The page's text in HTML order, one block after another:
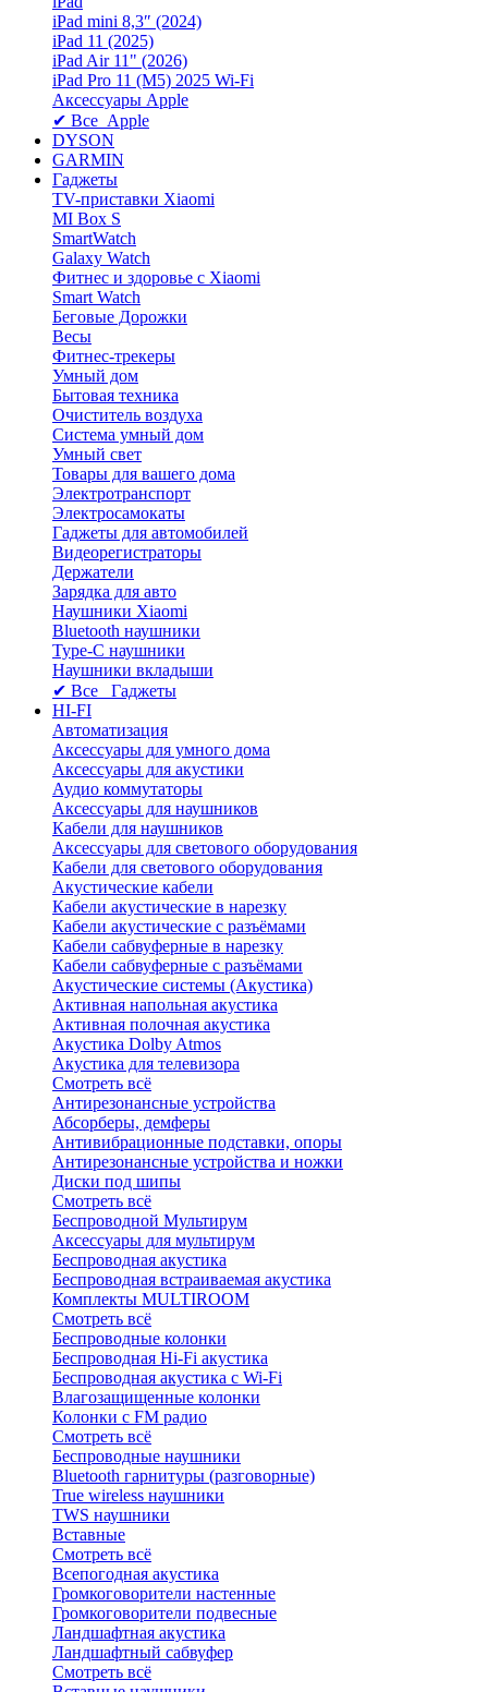
iPad mini 8,3″ (2024)
iPad 11 (2025)
iPad Air 11" (2026)
iPad Pro 11 (M5) 2025 Wi-Fi
Аксессуары Apple
✔ Все Apple
DYSON
GARMIN
Гаджеты
TV-приставки Xiaomi
MI Box S
SmartWatch
Galaxy Watch
Фитнес и здоровье с Xiaomi
Smart Watch
Беговые Дорожки
Весы
Фитнес-трекеры
Умный дом
Бытовая техника
Очиститель воздуха
Система умный дом
Умный свет
Товары для вашего дома
Электротранспорт
Электросамокаты
Гаджеты для автомобилей
Видеорегистраторы
Держатели
Зарядка для авто
Наушники Xiaomi
Bluetooth наушники
Type-C наушники
Наушники вкладыши
✔ Все Гаджеты
HI-FI
Автоматизация
Аксессуары для умного дома
Аксессуары для акустики
Аудио коммутаторы
Аксессуары для наушников
Кабели для наушников
Аксессуары для светового оборудования
Кабели для светового оборудования
Акустические кабели
Кабели акустические в нарезку
Кабели акустические с разъёмами
Кабели сабвуферные в нарезку
Кабели сабвуферные с разъёмами
Акустические системы (Акустика)
Активная напольная акустика
Активная полочная акустика
Акустика Dolby Atmos
Акустика для телевизора
Смотреть всё
Антирезонансные устройства
Абсорберы, демферы
Антивибрационные подставки, опоры
Антирезонансные устройства и ножки
Диски под шипы
Смотреть всё
Беспроводной Мультирум
Аксессуары для мультирум
Беспроводная акустика
Беспроводная встраиваемая акустика
Комплекты MULTIROOM
Смотреть всё
Беспроводные колонки
Беспроводная Hi-Fi акустика
Беспроводная акустика с Wi-Fi
Влагозащищенные колонки
Колонки с FM радио
Смотреть всё
Беспроводные наушники
Bluetоoth гарнитуры (разговорные)
True wireless наушники
TWS наушники
Вставные
Смотреть всё
Всепогодная акустика
Громкоговорители настенные
Громкоговорители подвесные
Ландшафтная акустика
Ландшафтный сабвуфер
Смотреть всё